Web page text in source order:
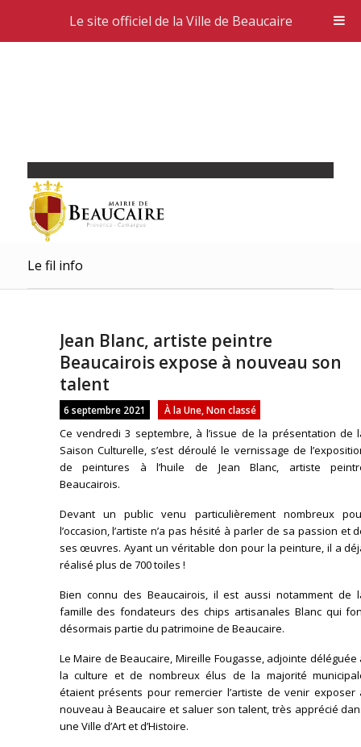
Le fil info
Jean Blanc, artiste peintre
Beaucairois expose à nouveau son
talent
6 septembre 2021 À la Une, Non classé
Ce vendredi 3 septembre, à l’issue de la présentation de
Saison Culturelle, s’est déroulé le vernissage de
de peintures à l’huile de Jean Blanc, artiste
Beaucairois.
Devant un public venu particulièrement nombreux
l’occasion, l’artiste n’a pas hésité à parler de sa passion et
ses œuvres. Ayant un véritable don pour la peinture, il a
réalisé plus de 700 toiles !
Bien connu des Beaucairois, il est aussi notamment de
famille des fondateurs des chips artisanales Blanc qui
désormais partie du patrimoine de Beaucaire.
Le Maire de Beaucaire, Mireille Fougasse, adjointe déléguée
la culture et de nombreux élus de la majorité
étaient présents pour remercier l’artiste de venir exposer
nouveau à Beaucaire et saluer son talent, très apprécié
une Ville d’Art et d’Histoire.
Le site officiel de la Ville de Beaucaire